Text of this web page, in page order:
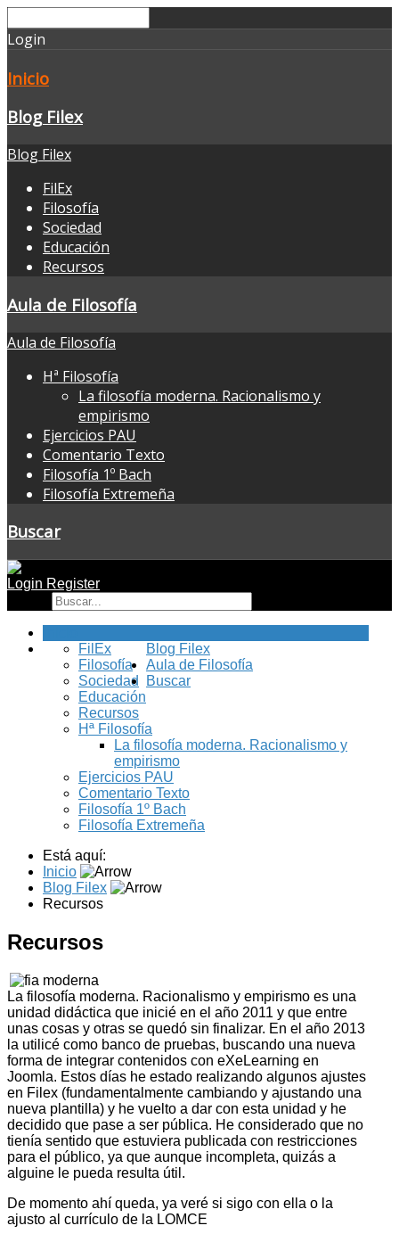
Login
Inicio
Blog Filex
Blog Filex
FilEx
Filosofía
Sociedad
Educación
Recursos
Aula de Filosofía
Aula de Filosofía
Hª Filosofía
La filosofía moderna. Racionalismo y
empirismo
Ejercicios PAU
Comentario Texto
Filosofía 1º Bach
Filosofía Extremeña
Buscar
Login Register
Blog Filex
FilEx
Filosofía
Sociedad
Educación
Recursos
Aula de Filosofía
Hª Filosofía
La filosofía moderna. Racionalismo y
empirismo
Ejercicios PAU
Comentario Texto
Filosofía 1º Bach
Filosofía Extremeña
Buscar
Está aquí:
Inicio
Blog Filex
Recursos
Recursos
La filosofía moderna. Racionalismo y empirismo es una
unidad didáctica que inicié en el año 2011 y que entre
unas cosas y otras se quedó sin finalizar. En el año 2013
la utilicé como banco de pruebas, buscando una nueva
forma de integrar contenidos con eXeLearning en
Joomla. Estos días he estado realizando algunos ajustes
en Filex (fundamentalmente cambiando y ajustando una
nueva plantilla) y he vuelto a dar con esta unidad y he
decidido que pase a ser pública. He considerado que no
tienía sentido que estuviera publicada con restricciones
para el público, ya que aunque incompleta, quizás a
alguine le pueda resulta útil.
De momento ahí queda, ya veré si sigo con ella o la
ajusto al currículo de la LOMCE